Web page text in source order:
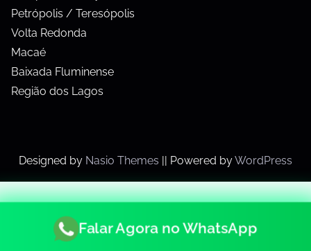
Petrópolis / Teresópolis
Volta Redonda
Macaé
Baixada Fluminense
Região dos Lagos
Designed by Nasio Themes || Powered byWordPress
Falar Agora no WhatsApp